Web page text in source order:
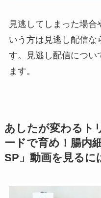
見逃してしまった場合
いう方は見逃し配信な
す。見逃し配信につい
ます。
あしたが変わるト
ードで育め！腸内
SP」動画を見るに